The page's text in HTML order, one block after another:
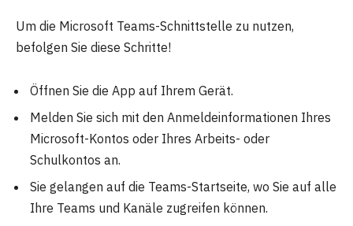
Um die Microsoft Teams-Schnittstelle zu nutzen,
befolgen Sie diese Schritte!
Öffnen Sie die App auf Ihrem Gerät.
Melden Sie sich mit den Anmeldeinformationen Ihres
Microsoft-Kontos oder Ihres Arbeits- oder
Schulkontos an.
Sie gelangen auf die Teams-Startseite, wo Sie auf alle
Ihre Teams und Kanäle zugreifen können.